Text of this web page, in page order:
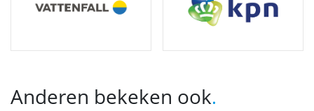
Anderen bekeken ook.